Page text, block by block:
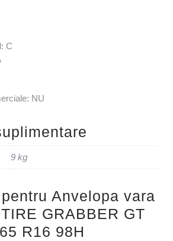
C
NU
9 kg
Anvelopa vara
GRABBER GT
R16 98H